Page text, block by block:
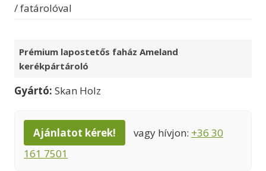
/ fatárolóval
Prémium lapostetős faház Ameland
kerékpártároló
Gyártó: Skan Holz
Ajánlatot kérek! vagy hívjon: +36 30
161 7501